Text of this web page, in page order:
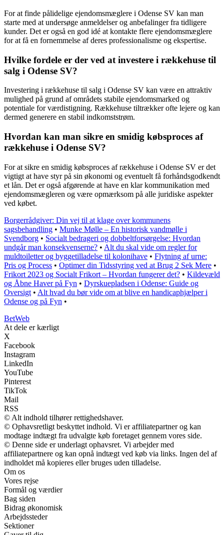
For at finde pålidelige ejendomsmæglere i Odense SV kan man
starte med at undersøge anmeldelser og anbefalinger fra tidligere
kunder. Det er også en god idé at kontakte flere ejendomsmæglere
for at få en fornemmelse af deres professionalisme og ekspertise.
Hvilke fordele er der ved at investere i rækkehuse til
salg i Odense SV?
Investering i rækkehuse til salg i Odense SV kan være en attraktiv
mulighed på grund af områdets stabile ejendomsmarked og
potentiale for værdistigning. Rækkehuse tiltrækker ofte lejere og kan
dermed generere en stabil indkomststrøm.
Hvordan kan man sikre en smidig købsproces af
rækkehuse i Odense SV?
For at sikre en smidig købsproces af rækkehuse i Odense SV er det
vigtigt at have styr på sin økonomi og eventuelt få forhåndsgodkendt
et lån. Det er også afgørende at have en klar kommunikation med
ejendomsmægleren og være opmærksom på alle juridiske aspekter
ved købet.
Borgerrådgiver: Din vej til at klage over kommunens
sagsbehandling • Munke Mølle – En historisk vandmølle i
Svendborg • Socialt bedrageri og dobbeltforsørgelse: Hvordan
undgår man konsekvenserne? • Alt du skal vide om regler for
muldtoiletter og byggetilladelse til kolonihave • Flytning af urne:
Pris og Process • Optimer din Tidsstyring ved at Brug 2 Sek Mere •
Frikort 2023 og Socialt Frikort – Hvordan fungerer det? • Kildevæld
og Åbne Haver på Fyn • Dyrskuepladsen i Odense: Guide og
Oversigt • Alt hvad du bør vide om at blive en handicaphjælper i
Odense og på Fyn •
BetWeb
At dele er kærligt
X
Facebook
Instagram
LinkedIn
YouTube
Pinterest
TikTok
Mail
RSS
© Alt indhold tilhører rettighedshaver.
© Ophavsretligt beskyttet indhold. Vi er affiliatepartner og kan
modtage indtægt fra udvalgte køb foretaget gennem vores side.
© Denne side er underlagt ophavsret. Vi arbejder med
affiliatepartnere og kan opnå indtægt ved køb via links. Ingen del af
indholdet må kopieres eller bruges uden tilladelse.
Om os
Vores rejse
Formål og værdier
Bag siden
Bidrag økonomisk
Arbejdssteder
Sektioner